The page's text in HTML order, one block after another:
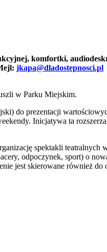
komfortki,
jkapa@dladostepnosci.pl
w Parku Miejskim.
do prezentacji
Inicjatywa ta
spektakli teatralnych
odpoczynek, sport) o
jest skierowane również